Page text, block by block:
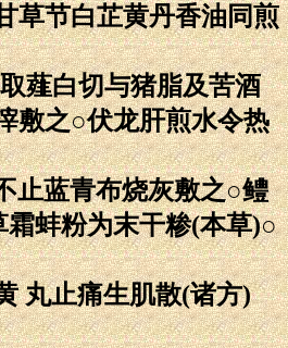
草节白芷黄丹香油同煎
薤白切与猪脂及苦酒
敷之○伏龙肝煎水令热
止蓝青布烧灰敷之○鳢
蚌粉为末干糁(本草)○
丸止痛生肌散(诸方)